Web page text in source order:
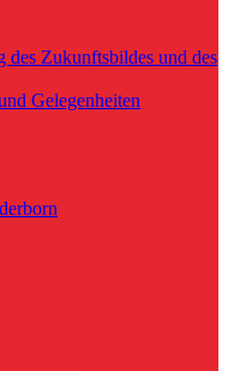
des Zukunftsbildes und des
Gelegenheiten